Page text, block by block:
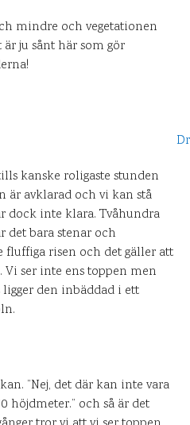
mindre och vegetationen
ju sånt här som gör
kanske roligaste stunden
är avklarad och vi kan stå
dock inte klara. Tvåhundra
det bara stenar och
fluffiga risen och det gäller att
Vi ser inte ens toppen men
den inbäddad i ett
”Nej, det där kan inte vara
höjdmeter.” och så är det